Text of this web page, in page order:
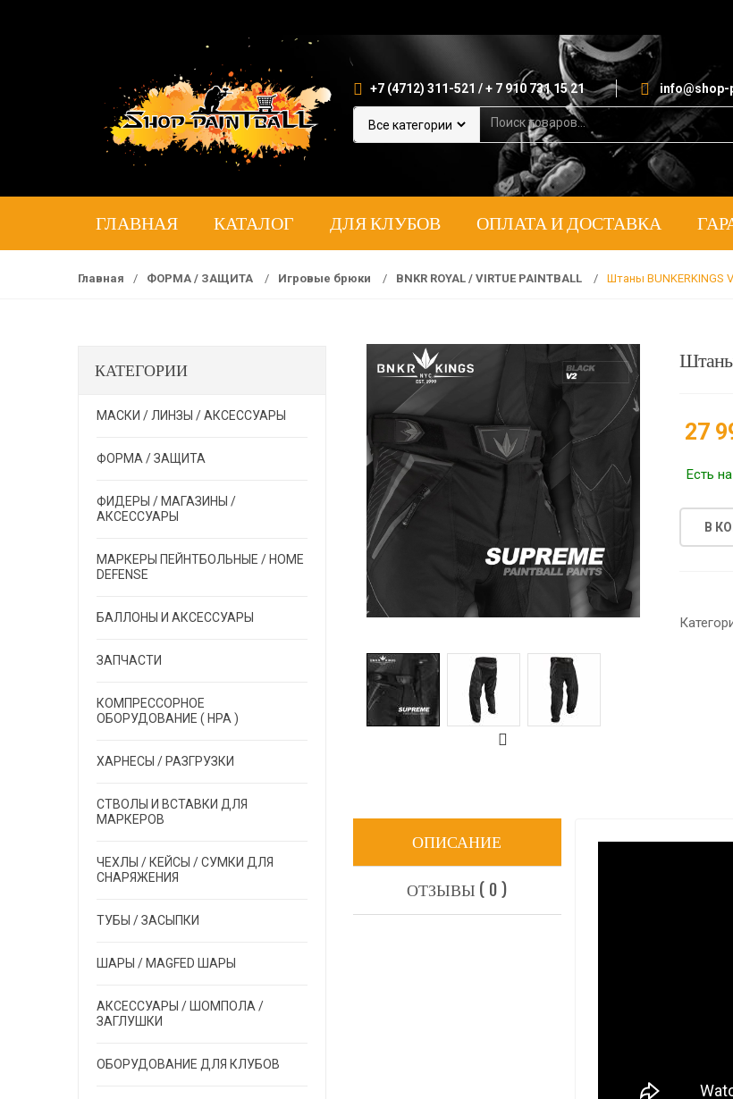
+7 (4712) 311-521 / + 7 910 731 15 21
f
:
ГЛАВНАЯ КАТАЛОГ ДЛЯ КЛУБОВ ОПЛАТА И ДОСТАВКА
Главная / ФОРМА / ЗАЩИТА / Игровые брюки / BNKR ROYAL / VIRTUE PAINTBALL / Штаны BUNKERKINGS
КАТЕГОРИИ
МАСКИ / ЛИНЗЫ / АКСЕССУАРЫ
ФОРМА / ЗАЩИТА
ФИДЕРЫ / МАГАЗИНЫ /
АКСЕССУАРЫ
МАРКЕРЫ ПЕЙНТБОЛЬНЫЕ / HOME
DEFENSE
БАЛЛОНЫ И АКСЕССУАРЫ
ЗАПЧАСТИ
КОМПРЕССОРНОЕ
ОБОРУДОВАНИЕ ( HPA )
ХАРНЕСЫ / РАЗГРУЗКИ
СТВОЛЫ И ВСТАВКИ ДЛЯ
МАРКЕРОВ
ЧЕХЛЫ / КЕЙСЫ / СУМКИ ДЛЯ
СНАРЯЖЕНИЯ
ТУБЫ / ЗАСЫПКИ
ШАРЫ / MAGFED ШАРЫ
АКСЕССУАРЫ / ШОМПОЛА /
ЗАГЛУШКИ
ОБОРУДОВАНИЕ ДЛЯ КЛУБОВ
Штаны
27
Есть
В
ОПИСАНИЕ
ОТЗЫВЫ ( 0 )